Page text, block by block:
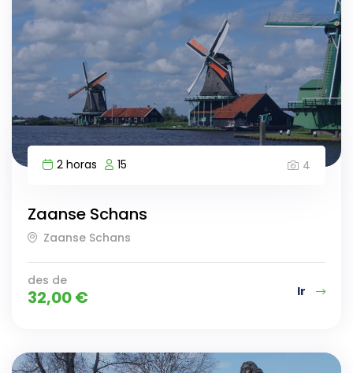
2 horas 15 4
Zaanse Schans
Zaanse Schans
des de
32,00€ Ir